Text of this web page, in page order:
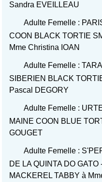
Sandra EVEILLEAU
Adulte Femelle :
COON BLACK TORTIE
Mme Christina IOAN
Adulte Femelle :
SIBERIEN BLACK
Pascal DEGORY
Adulte Femelle :
MAINE COON BLUE
GOUGET
Adulte Femelle :
DE LA QUINTA DO
MACKEREL TABBY à